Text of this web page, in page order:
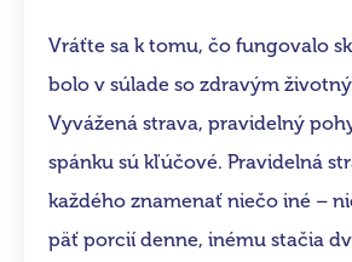
Vráťte sa k tomu, čo fungovalo
bolo v súlade so zdravým
Vyvážená strava, pravidelný
spánku sú kľúčové. Pravidelná
každého znamenať niečo iné –
päť porcií denne, inému stačia